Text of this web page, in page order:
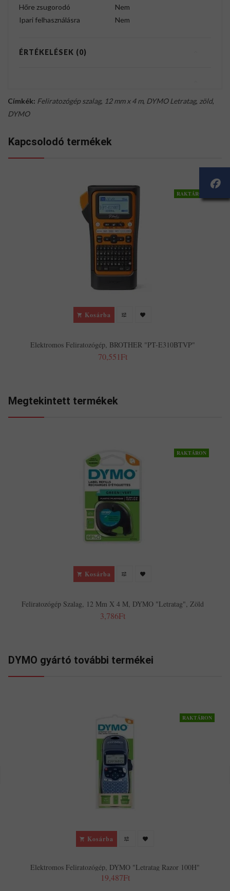
Hőre zsugorodó
Nem
Ipari felhasználásra
Nem
ÉRTÉKELÉSEK (0)
Címkék: Feliratozógép szalag, 12 mm x 4 m, DYMO Letratag, zöld,
DYMO
Kapcsolodó termékek
RAKTÁRON
Kosárba
Elektromos Feliratozógép, BROTHER "PT-E310BTVP"
70,551Ft
Megtekintett termékek
RAKTÁRON
Kosárba
Feliratozógép Szalag, 12 Mm X 4 M, DYMO "Letratag", Zöld
3,786Ft
DYMO gyártó további termékei
RAKTÁRON
Kosárba
Elektromos Feliratozógép, DYMO "Letratag Razor 100H"
19,487Ft